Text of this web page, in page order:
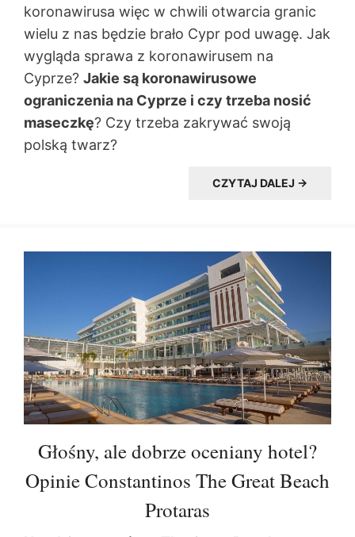
koronawirusa więc w chwili otwarcia granic
wielu z nas będzie brało Cypr pod uwagę. Jak
wygląda sprawa z koronawirusem na
Cyprze? Jakie są koronawirusowe
ograniczenia na Cyprze i czy trzeba nosić
maseczkę? Czy trzeba zakrywać swoją
polską twarz?
CZYTAJ DALEJ →
Głośny, ale dobrze oceniany hotel?
Opinie Constantinos The Great Beach
Protaras